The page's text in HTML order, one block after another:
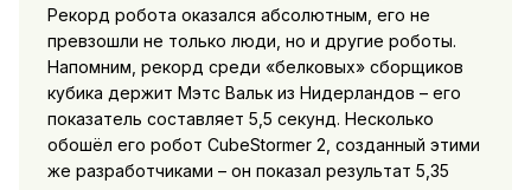
Рекорд робота оказался абсолютным, его не
превзошли не только люди, но и другие роботы.
Напомним, рекорд среди «белковых» сборщиков
кубика держит Мэтс Вальк из Нидерландов – его
показатель составляет 5,5 секунд. Несколько
обошёл его робот CubeStormer 2, созданный этими
же разработчиками – он показал результат 5,35